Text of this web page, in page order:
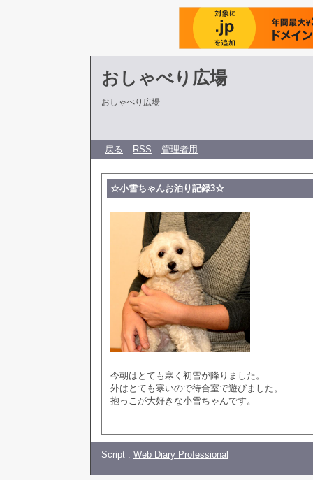
おしゃべり広場
おしゃべり広場
戻る RSS 管理者用
☆小雪ちゃんお泊り記録3☆
今朝はとても寒く初雪が降りました。
外はとても寒いので待合室で遊びました。
抱っこが大好きな小雪ちゃんです。
Script : Web Diary Professional